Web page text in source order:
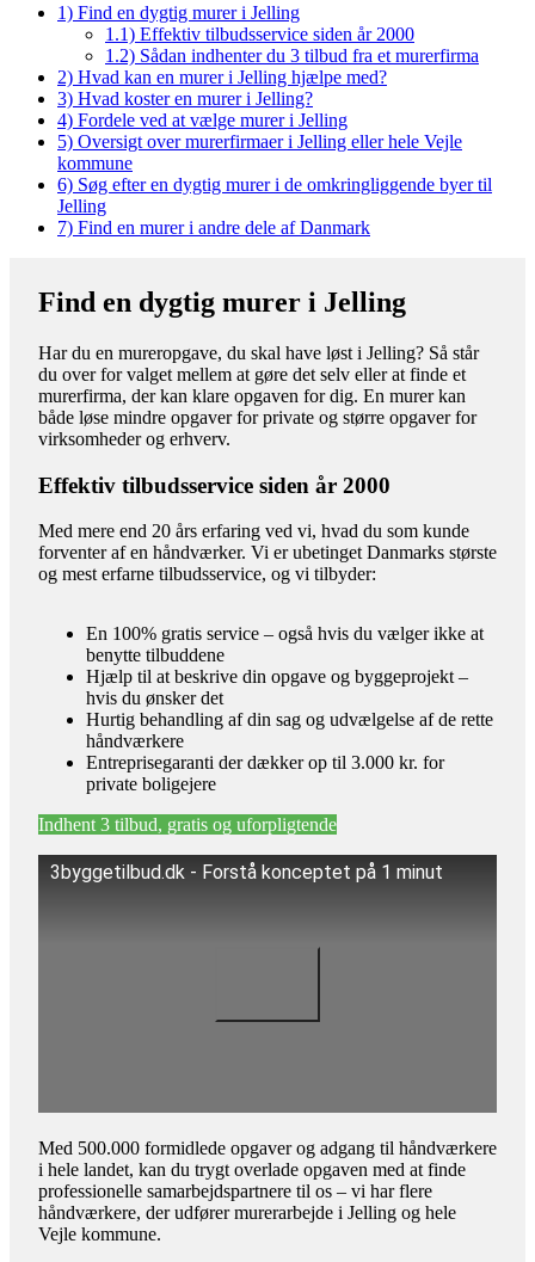
1) Find en dygtig murer i Jelling
1.1) Effektiv tilbudsservice siden år 2000
1.2) Sådan indhenter du 3 tilbud fra et murerfirma
2) Hvad kan en murer i Jelling hjælpe med?
3) Hvad koster en murer i Jelling?
4) Fordele ved at vælge murer i Jelling
5) Oversigt over murerfirmaer i Jelling eller hele Vejle
kommune
6) Søg efter en dygtig murer i de omkringliggende byer til
Jelling
7) Find en murer i andre dele af Danmark
Find en dygtig murer i Jelling
Har du en mureropgave, du skal have løst i Jelling? Så står
du over for valget mellem at gøre det selv eller at finde et
murerfirma, der kan klare opgaven for dig. En murer kan
både løse mindre opgaver for private og større opgaver for
virksomheder og erhverv.
Effektiv tilbudsservice siden år 2000
Med mere end 20 års erfaring ved vi, hvad du som kunde
forventer af en håndværker. Vi er ubetinget Danmarks største
og mest erfarne tilbudsservice, og vi tilbyder:
En 100% gratis service – også hvis du vælger ikke at
benytte tilbuddene
Hjælp til at beskrive din opgave og byggeprojekt –
hvis du ønsker det
Hurtig behandling af din sag og udvælgelse af de rette
håndværkere
Entreprisegaranti der dækker op til 3.000 kr. for
private boligejere
Indhent 3 tilbud, gratis og uforpligtende
3byggetilbud.dk - Forstå konceptet på 1 minut
Med 500.000 formidlede opgaver og adgang til håndværkere
i hele landet, kan du trygt overlade opgaven med at finde
professionelle samarbejdspartnere til os – vi har flere
håndværkere, der udfører murerarbejde i Jelling og hele
Vejle kommune.